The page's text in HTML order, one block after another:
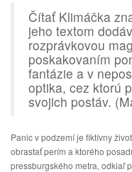
Čítať Klimáčka
jeho textom
rozprávkovou
poskakovaním
fantázie a v
optika, cez ktorú
svojich postáv.
Panic v podzemí je fiktívny
obrastať perím a ktorého
pressburgského metra, odkiaľ